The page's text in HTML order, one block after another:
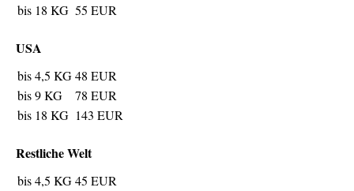
bis 18 KG 55 EUR
USA
bis 4,5 KG48 EUR
bis 9 KG
78 EUR
bis 18 KG 143 EUR
Restliche Welt
bis 4,5 KG45 EUR